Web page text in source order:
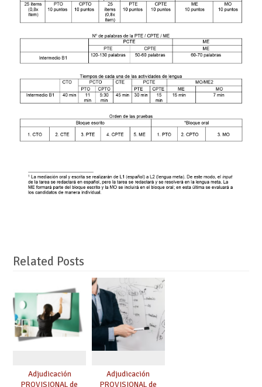
Related Posts
Adjudicación
PROVISIONAL de
Adjudicación
PROVISIONAL de